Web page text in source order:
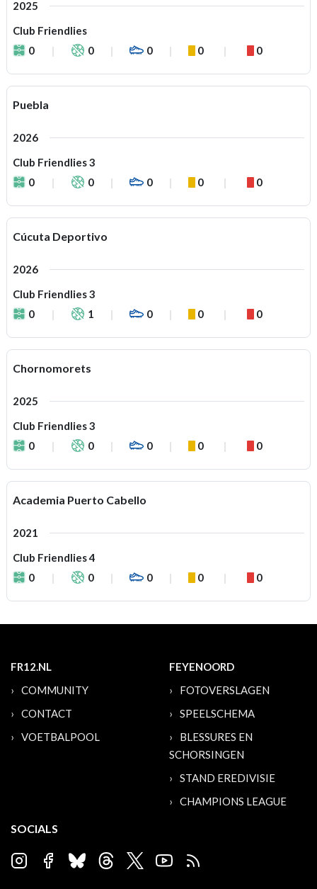
2025
Club Friendlies
0
0 0 0 0
Puebla
2026
Club Friendlies 3
0
0 0 0 0
Cúcuta Deportivo
2026
Club Friendlies 3
0
1 0 0 0
Chornomorets
2025
Club Friendlies 3
0
0 0 0 0
Academia Puerto Cabello
2021
Club Friendlies 4
0
0 0 0 0
FR12.NL
COMMUNITY
CONTACT
VOETBALPOOL
FEYENOORD
FOTOVERSLAGEN
SPEELSCHEMA
BLESSURES EN
SCHORSINGEN
STAND EREDIVISIE
CHAMPIONS LEAGUE
SOCIALS